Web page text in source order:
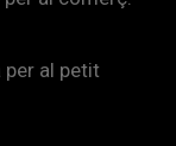
per al petit